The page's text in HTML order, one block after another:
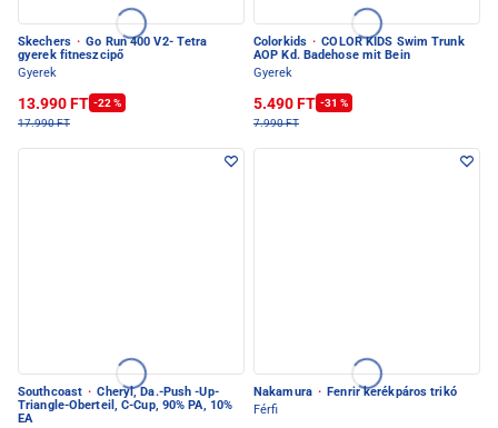
Skechers · Go Run 400 V2- Tetra
gyerek fitneszcipő
Gyerek
13.990 FT -22 %
17.990 FT
Colorkids · COLOR KIDS Swim Trunk
AOP Kd. Badehose mit Bein
Gyerek
5.490 FT -31 %
7.990 FT
Southcoast · Cheryl, Da.-Push -Up-
Triangle-Oberteil, C-Cup, 90% PA, 10%
EA
Nakamura · Fenrir kerékpáros trikó
Férfi